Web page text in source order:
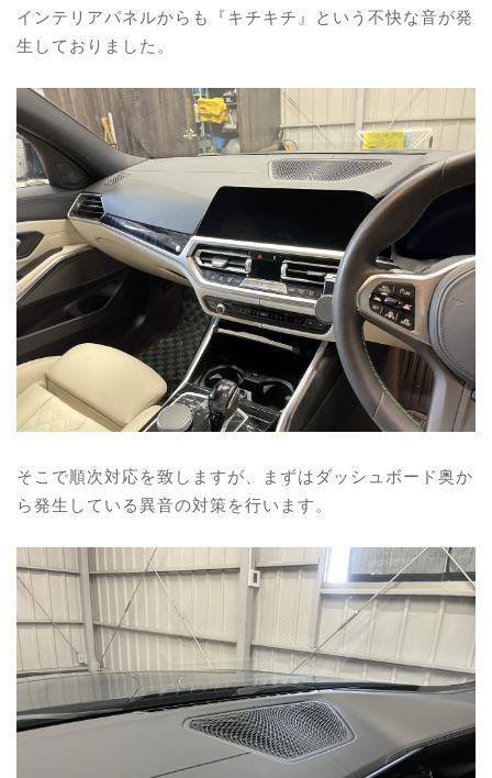
インテリアパネルからも『キチキチ』という不快な音が発
生しておりました。
そこで順次対応を致しますが、まずはダッシュボード奥か
ら発生している異音の対策を行います。